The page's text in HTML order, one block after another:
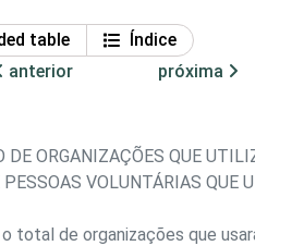
table
Índice
anterior
próxima
DE ORGANIZAÇÕES QUE
PESSOAS VOLUNTÁRIAS QUE
total de organizações que usaram